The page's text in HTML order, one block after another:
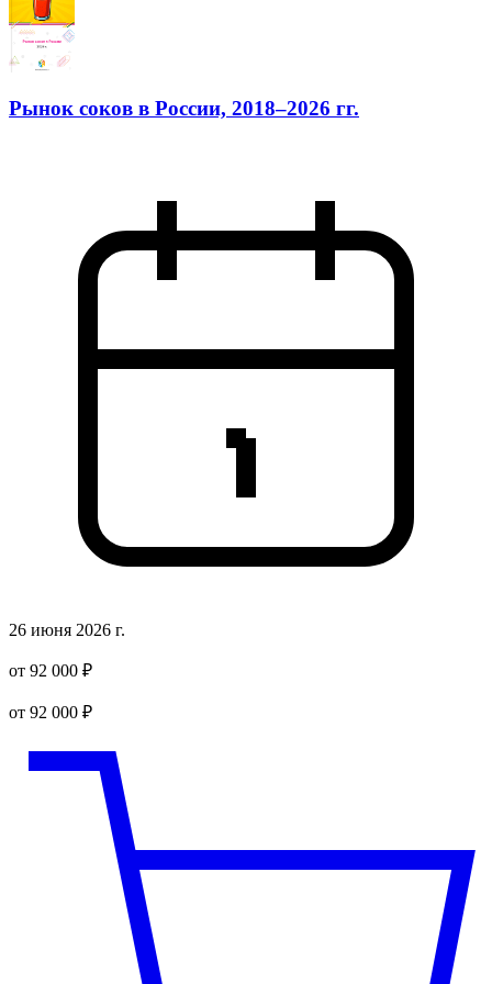
Рынок соков в России, 2018–2026 гг.
26 июня 2026 г.
от 92 000 ₽
от 92 000 ₽